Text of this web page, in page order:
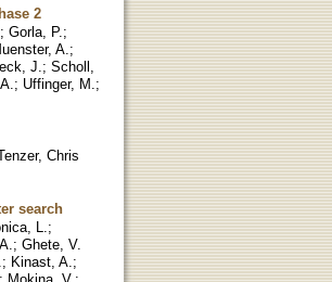
2
; Gorla, P. ;
A. ;
J. ; Scholl,
; Uffinger, M. ;
Chris
search
L. ;
; Ghete, V.
; Kinast, A. ;